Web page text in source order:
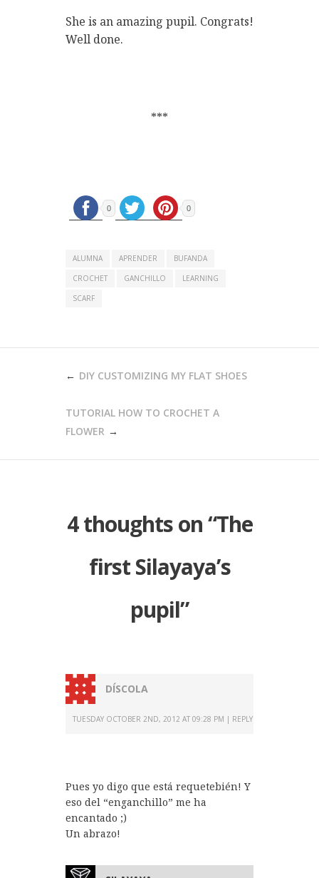
She is an amazing pupil. Congrats!
Well done.
***
0 0
ALUMNA APRENDER
BUFANDA
CROCHET
GANCHILLO
LEARNING
SCARF
DIY CUSTOMIZING MY FLAT SHOES
TUTORIAL HOW TO CROCHET A
FLOWER
4 thoughts on “The
first Silayaya’s
pupil”
DÍSCOLA
TUESDAY OCTOBER 2ND, 2012 AT 09:28 PM REPLY
Pues yo digo que está requetebién! Y
eso del “enganchillo” me ha
encantado ;)
Un abrazo!